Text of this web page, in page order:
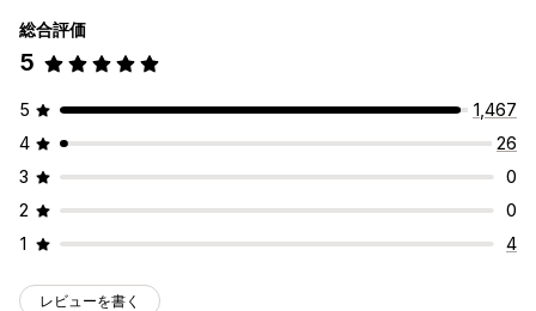
総合評価
5
5
1,467
4
26
3
0
2
0
1
4
レビューを書く